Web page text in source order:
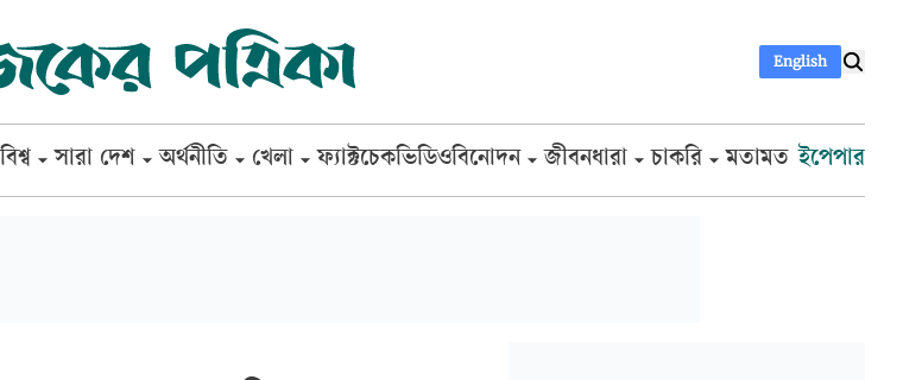
English
বিশ্ব সারা দেশ অর্থনীতি খেলা ফ্যাক্টচেকভিডিওবিনোদন জীবনধারা চাকরি মতামত ইপেপার